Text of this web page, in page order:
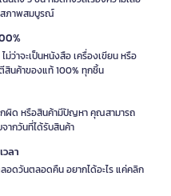
สภาพสมบูรณ์
ว่าจะเป็นหนังสือ เครื่องเขียน หรือ
สินค้าของแท้ 100% ทุกชิ้น
กผิด หรือสินค้ามีปัญหา คุณสามารถ
ากวันที่ได้รับสินค้า
ลา
ดวันตลอดคืน อยากได้อะไร แค่คลิก